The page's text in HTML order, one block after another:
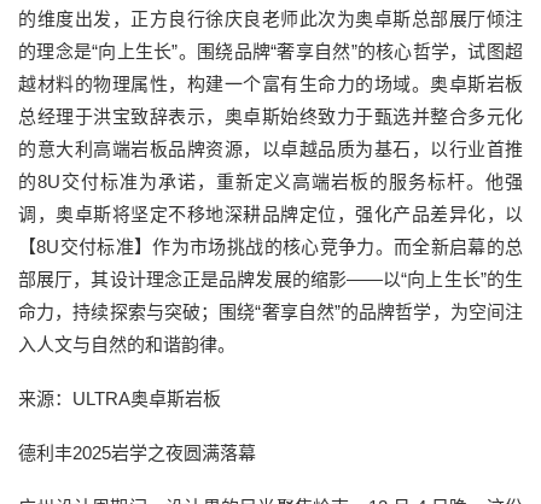
的维度出发，正方良行徐庆良老师此次为奥卓斯总部展厅倾注
的理念是“向上生长”。围绕品牌“奢享自然”的核心哲学，试图超
越材料的物理属性，构建一个富有生命力的场域。奥卓斯岩板
总经理于洪宝致辞表示，奥卓斯始终致力于甄选并整合多元化
的意大利高端岩板品牌资源，以卓越品质为基石，以行业首推
的8U交付标准为承诺，重新定义高端岩板的服务标杆。他强
调，奥卓斯将坚定不移地深耕品牌定位，强化产品差异化，以
【8U交付标准】作为市场挑战的核心竞争力。而全新启幕的总
部展厅，其设计理念正是品牌发展的缩影——以“向上生长”的生
命力，持续探索与突破；围绕“奢享自然”的品牌哲学，为空间注
入人文与自然的和谐韵律。
来源：ULTRA奥卓斯岩板
德利丰2025岩学之夜圆满落幕